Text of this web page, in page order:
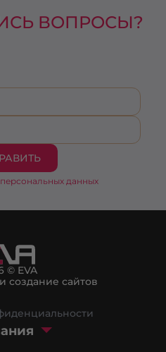
ВОПРОСЫ?
данных
© EVA
создание сайтов